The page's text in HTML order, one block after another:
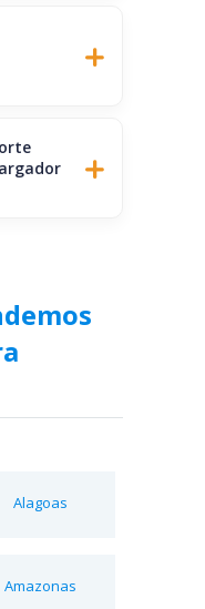
Alagoas
Amazonas